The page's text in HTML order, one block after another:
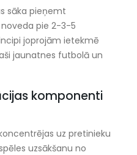
sāka pieņemt
pie 2-3-5
joprojām ietekmē
jaunatnes futbolā un
komponenti
uz pretinieku
uzsākšanu no